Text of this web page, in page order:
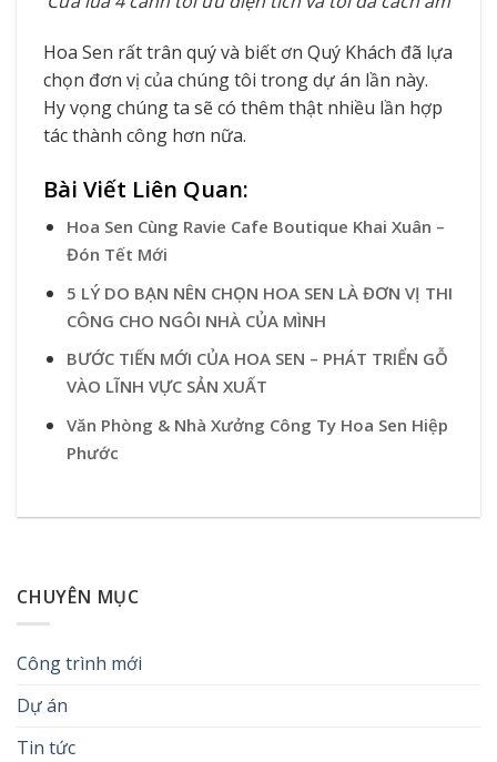
CHUYÊN MỤC
Công trình mới
Dự án
Tin tức
Hoa Sen rất trân quý và biết ơn Quý Khách đã lựa
chọn đơn vị của chúng tôi trong dự án lần này.
Hy vọng chúng ta sẽ có thêm thật nhiều lần hợp
tác thành công hơn nữa.
Bài Viết Liên Quan:
Hoa Sen Cùng Ravie Cafe Boutique Khai Xuân –
Đón Tết Mới
5 LÝ DO BẠN NÊN CHỌN HOA SEN LÀ ĐƠN VỊ THI
CÔNG CHO NGÔI NHÀ CỦA MÌNH
BƯỚC TIẾN MỚI CỦA HOA SEN – PHÁT TRIỂN GỖ
VÀO LĨNH VỰC SẢN XUẤT
Văn Phòng & Nhà Xưởng Công Ty Hoa Sen Hiệp
Phước